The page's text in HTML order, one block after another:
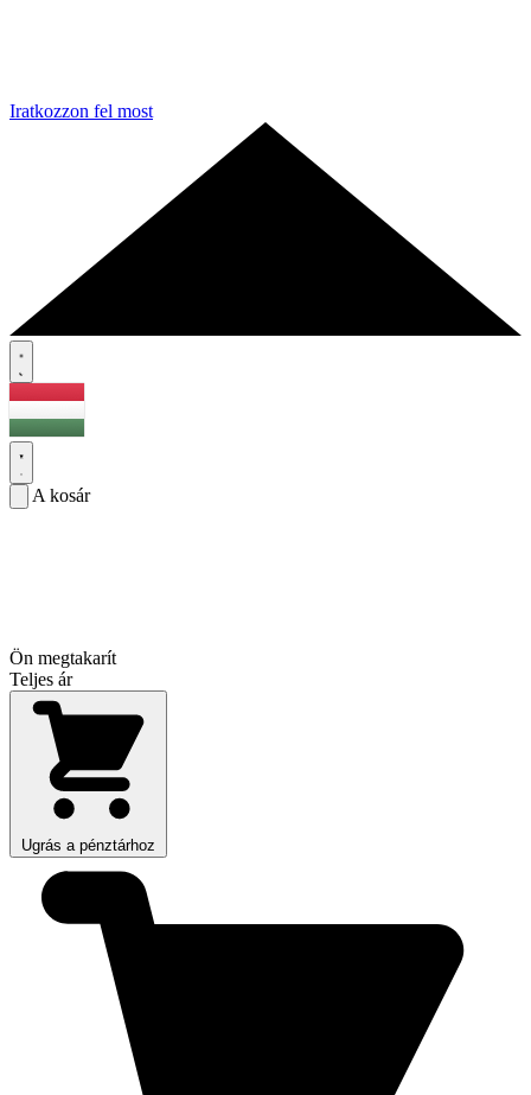
Iratkozzon fel most
A kosár
Ön megtakarít
Teljes ár
Ugrás a pénztárhoz